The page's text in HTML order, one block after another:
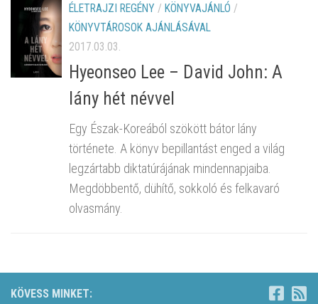
ÉLETRAJZI REGÉNY / KÖNYVAJÁNLÓ /
KÖNYVTÁROSOK AJÁNLÁSÁVAL
2017.03.03.
Hyeonseo Lee – David John: A
lány hét névvel
Egy Észak-Koreából szökött bátor lány
története. A könyv bepillantást enged a világ
legzártabb diktatúrájának mindennapjaiba.
Megdöbbentő, dühítő, sokkoló és felkavaró
olvasmány.
KÖVESS MINKET: